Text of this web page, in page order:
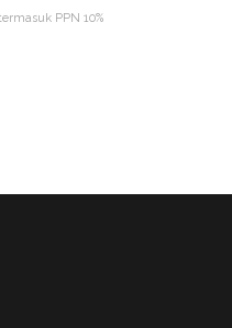
PPN 10%